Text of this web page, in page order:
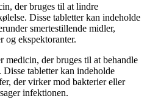
der bruges til at lindre
Disse tabletter kan indeholde
smertestillende midler,
og ekspektoranter.
medicin, der bruges til at behandle
tabletter kan indeholde
der virker mod bakterier eller
infektionen.